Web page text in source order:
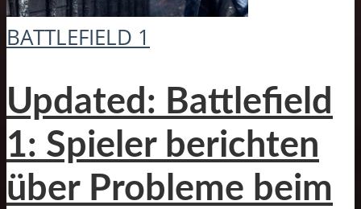
BATTLEFIELD 1
Updated: Battlefield
1: Spieler berichten
über Probleme beim